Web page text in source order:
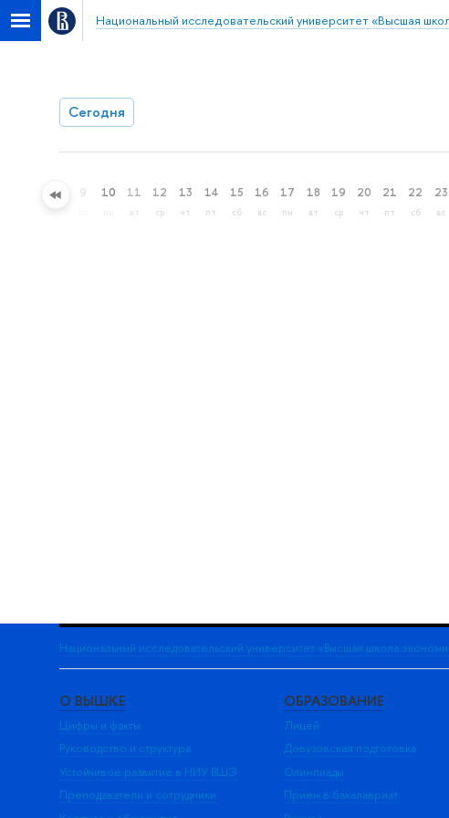
Национальный исследовательский университет «Высшая
Сегодня
8 9 10 11
вт
12
ср
13
чт
14
пт
15
сб
16
вс
17
пн
18
вт
19
ср
20
чт
21
пт
22
сб
23
вс
Национальный исследовательский университет «Высшая школа
О ВЫШКЕ
Цифры и факты
Руководство и структура
Устойчивое развитие в НИУ ВШЭ
Преподаватели и сотрудники
ОБРАЗОВАНИЕ
Лицей
Довузовская подготовка
Олимпиады
Прием в бакалавриат